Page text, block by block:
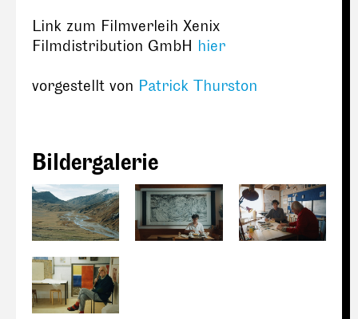
Link zum Filmverleih Xenix
Filmdistribution GmbH hier
vorgestellt von Patrick Thurston
Bildergalerie